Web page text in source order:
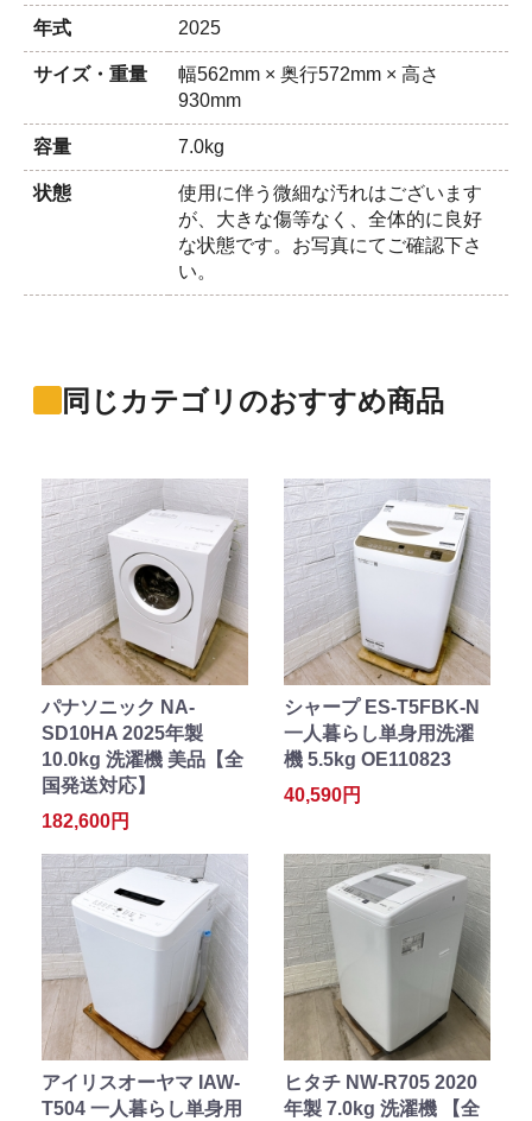
年式 2025
サイズ・重量
幅562mm × 奥行572mm × 高さ
930mm
容量 7.0kg
状態
使用に伴う微細な汚れはございます
が、大きな傷等なく、全体的に良好
な状態です。お写真にてご確認下さ
い。
同じカテゴリのおすすめ商品
パナソニック NA-
SD10HA 2025年製
10.0kg 洗濯機 美品【全
国発送対応】
182,600円
シャープ ES-T5FBK-N
一人暮らし単身用洗濯
機 5.5kg OE110823
40,590円
アイリスオーヤマ IAW-
T504 一人暮らし単身用
ヒタチ NW-R705 2020
年製 7.0kg 洗濯機 【全